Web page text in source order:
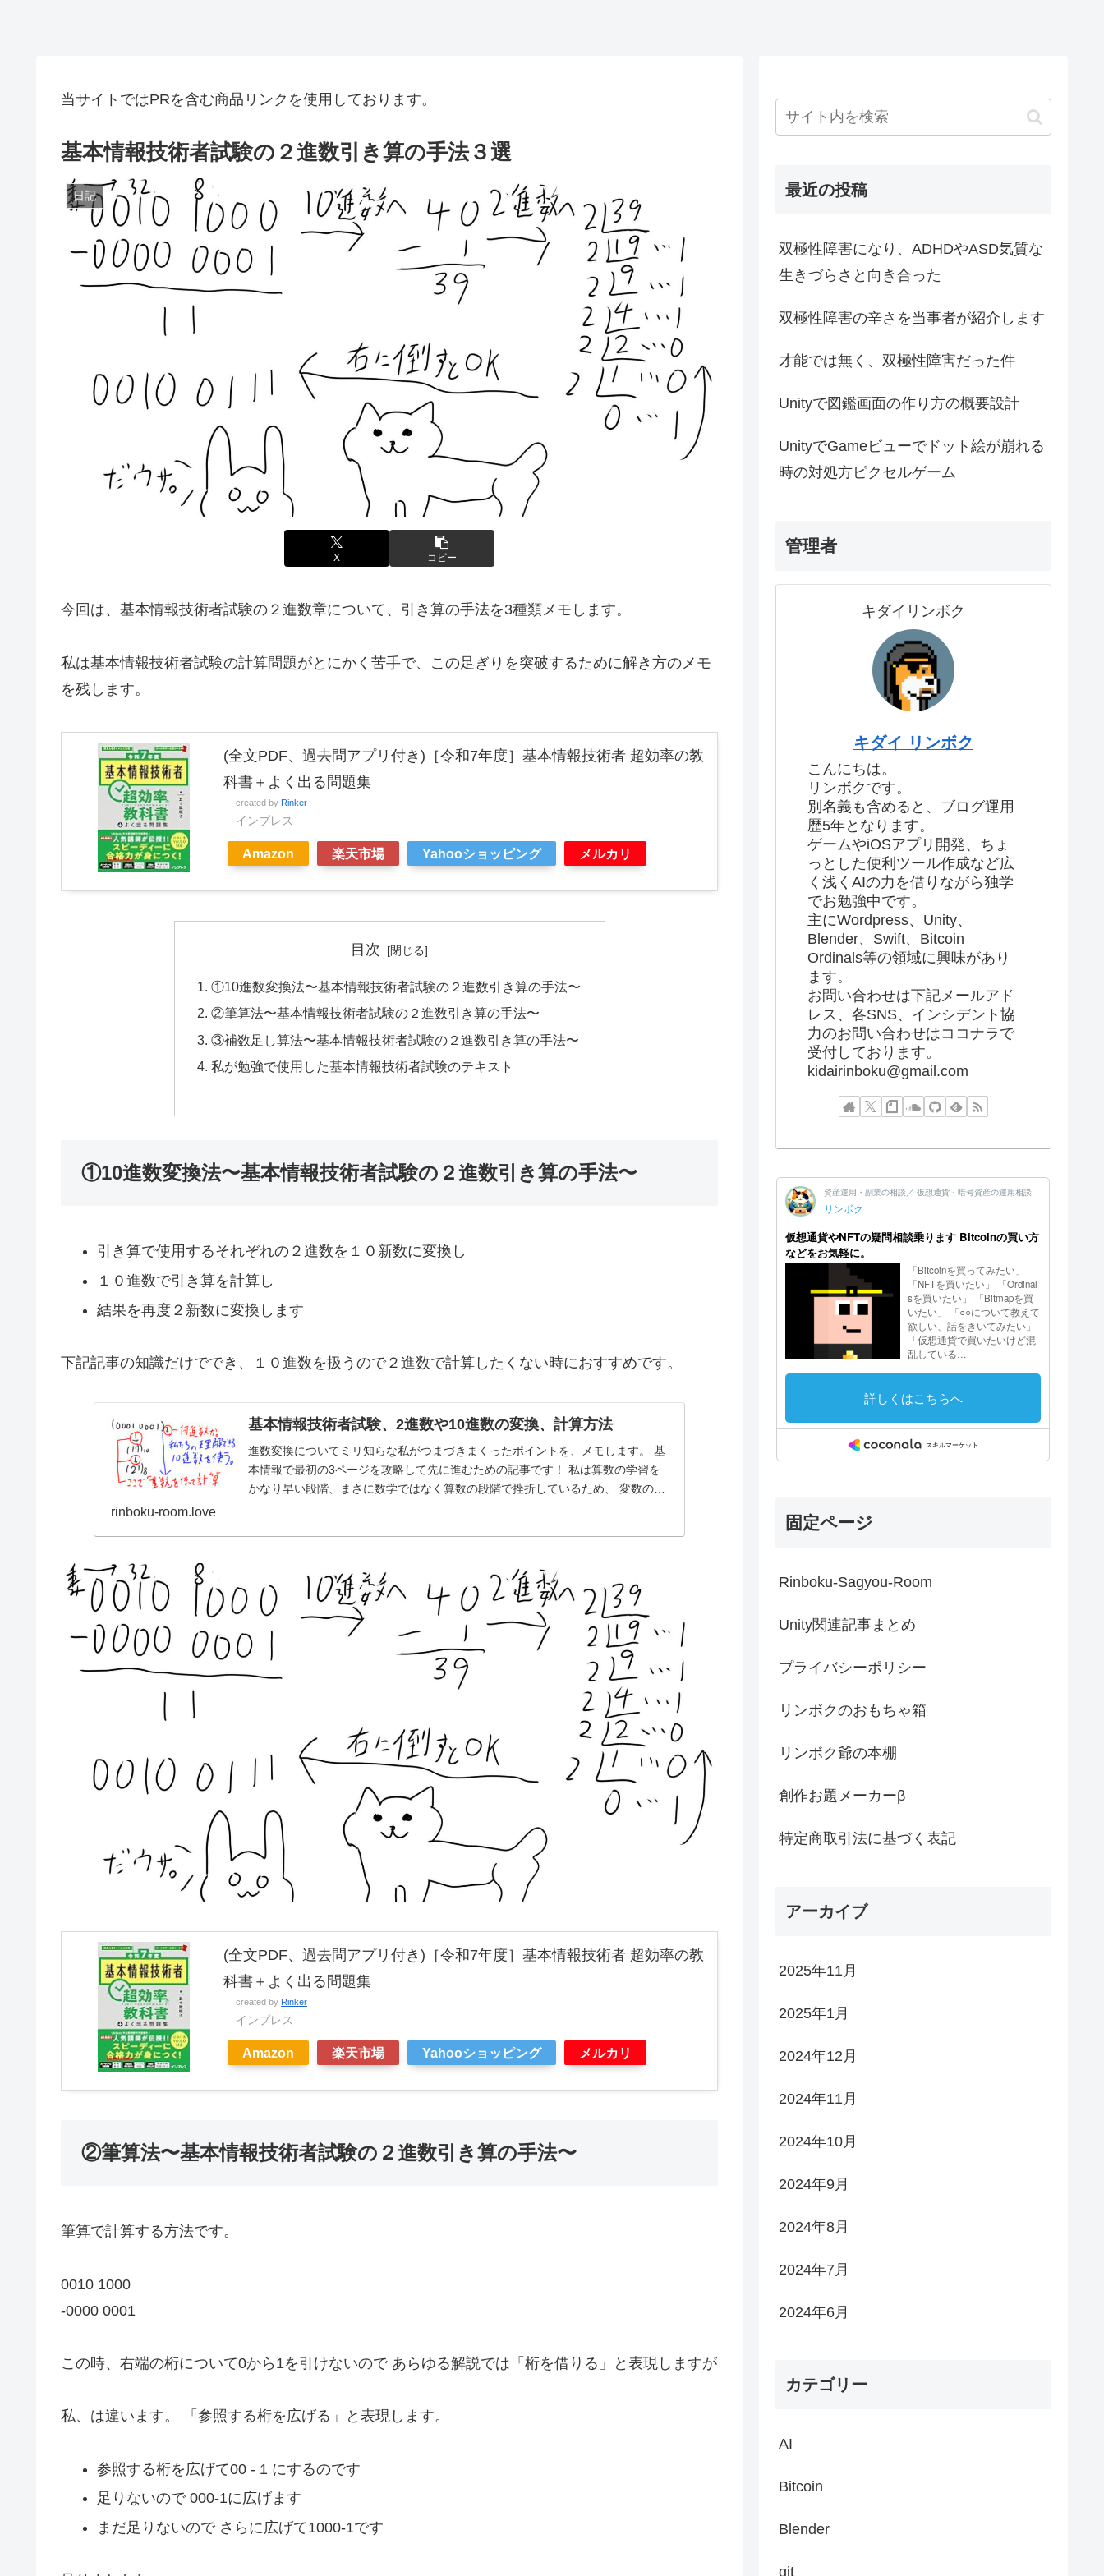
当サイトではPRを含む商品リンクを使用しております。
基本情報技術者試験の２進数引き算の手法３選
日記
X コピー
今回は、基本情報技術者試験の２進数章について、引き算の手法を3種類メモします。
私は基本情報技術者試験の計算問題がとにかく苦手で、この足ぎりを突破するために解き方のメモ
を残します。
(全文PDF、過去問アプリ付き)［令和7年度］基本情報技術者 超効率の教
科書＋よく出る問題集
created by Rinker
インプレス
Amazon 楽天市場 Yahooショッピング メルカリ
目次
①10進数変換法〜基本情報技術者試験の２進数引き算の手法〜
②筆算法〜基本情報技術者試験の２進数引き算の手法〜
③補数足し算法〜基本情報技術者試験の２進数引き算の手法〜
私が勉強で使用した基本情報技術者試験のテキスト
①10進数変換法〜基本情報技術者試験の２進数引き算の手法〜
引き算で使用するそれぞれの２進数を１０新数に変換し
１０進数で引き算を計算し
結果を再度２新数に変換します
下記記事の知識だけででき、１０進数を扱うので２進数で計算したくない時におすすめです。
基本情報技術者試験、2進数や10進数の変換、計算方法
進数変換についてミリ知らな私がつまづきまくったポイントを、メモします。 基
本情報で最初の3ページを攻略して先に進むための記事です！ 私は算数の学習を
かなり早い段階、まさに数学ではなく算数の段階で挫折しているため、 変数の変
rinboku-room.love
(全文PDF、過去問アプリ付き)［令和7年度］基本情報技術者 超効率の教
科書＋よく出る問題集
created by Rinker
インプレス
Amazon 楽天市場 Yahooショッピング メルカリ
②筆算法〜基本情報技術者試験の２進数引き算の手法〜
筆算で計算する方法です。
0010 1000
-0000 0001
この時、右端の桁について0から1を引けないので あらゆる解説では「桁を借りる」と表現しますが
私、は違います。 「参照する桁を広げる」と表現します。
参照する桁を広げて00 - 1 にするのです
足りないので 000-1に広げます
まだ足りないので さらに広げて1000-1です
最近の投稿
双極性障害になり、ADHDやASD気質な
生きづらさと向き合った
双極性障害の辛さを当事者が紹介します
才能では無く、双極性障害だった件
Unityで図鑑画面の作り方の概要設計
UnityでGameビューでドット絵が崩れる
時の対処方ピクセルゲーム
管理者
キダイリンボク
キダイ リンボク
こんにちは。
リンボクです。
別名義も含めると、ブログ運用
歴5年となります。
ゲームやiOSアプリ開発、ちょ
っとした便利ツール作成など広
く浅くAIの力を借りながら独学
でお勉強中です。
主にWordpress、Unity、
Blender、Swift、Bitcoin
Ordinals等の領域に興味があり
ます。
お問い合わせは下記メールアド
レス、各SNS、インシデント協
力のお問い合わせはココナラで
受付しております。
kidairinboku@gmail.com
固定ページ
Rinboku-Sagyou-Room
Unity関連記事まとめ
プライバシーポリシー
リンボクのおもちゃ箱
リンボク爺の本棚
創作お題メーカーβ
特定商取引法に基づく表記
アーカイブ
2025年11月
2025年1月
2024年12月
2024年11月
2024年10月
2024年9月
2024年8月
2024年7月
2024年6月
カテゴリー
AI
Bitcoin
Blender
git